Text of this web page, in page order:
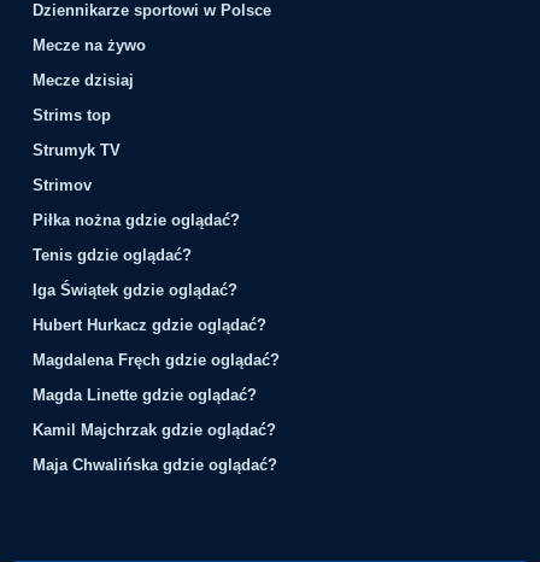
Dziennikarze sportowi w Polsce
Mecze na żywo
Mecze dzisiaj
Strims top
Strumyk TV
Strimov
Piłka nożna gdzie oglądać?
Tenis gdzie oglądać?
Iga Świątek gdzie oglądać?
Hubert Hurkacz gdzie oglądać?
Magdalena Fręch gdzie oglądać?
Magda Linette gdzie oglądać?
Kamil Majchrzak gdzie oglądać?
Maja Chwalińska gdzie oglądać?